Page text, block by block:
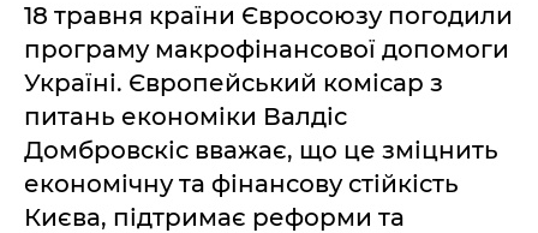
18 травня країни Євросоюзу погодили
програму макрофінансової допомоги
Україні. Європейський комісар з
питань економіки Валдіс
Домбровскіс вважає, що це зміцнить
економічну та фінансову стійкість
Києва, підтримає реформи та